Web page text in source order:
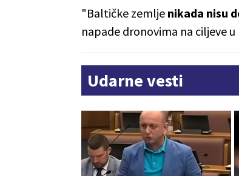
"Baltičke zemlje nikada nisu
napade dronovima na ciljeve u
Udarne vesti